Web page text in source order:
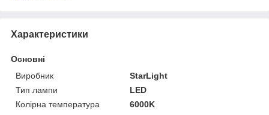
Характеристики
Основні
Виробник
StarLight
Тип лампи
LED
Колірна температура
6000K